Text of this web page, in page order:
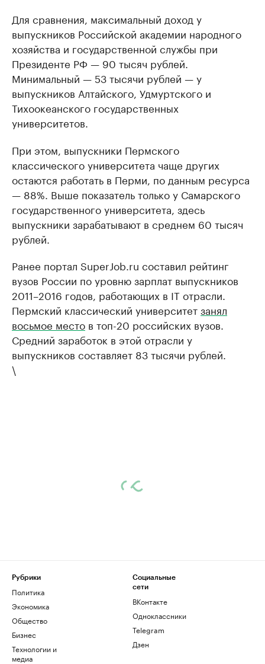
Для сравнения, максимальный доход у
выпускников Российской академии народного
хозяйства и государственной службы при
Президенте РФ — 90 тысяч рублей.
Минимальный — 53 тысячи рублей — у
выпускников Алтайского, Удмуртского и
Тихоокеанского государственных
университетов.
При этом, выпускники Пермского
классического университета чаще других
остаются работать в Перми, по данным ресурса
— 88%. Выше показатель только у Самарского
государственного университета, здесь
выпускники зарабатывают в среднем 60 тысяч
рублей.
Ранее портал SuperJob.ru составил рейтинг
вузов России по уровню зарплат выпускников
2011–2016 годов, работающих в IT отрасли.
Пермский классический университетзанял
восьмое место в топ-20 российских вузов.
Средний заработок в этой отрасли у
выпускников составляет 83 тысячи рублей.
\
Рубрики
Политика
Экономика
Общество
Бизнес
Технологии и
медиа
Социальные
сети
ВКонтакте
Одноклассники
Telegram
Дзен